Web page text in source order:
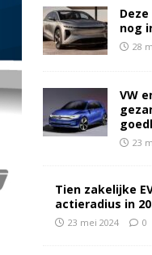
nog
28
VW
23
Tien zakelijke
actieradius in
23 mei 2024 0